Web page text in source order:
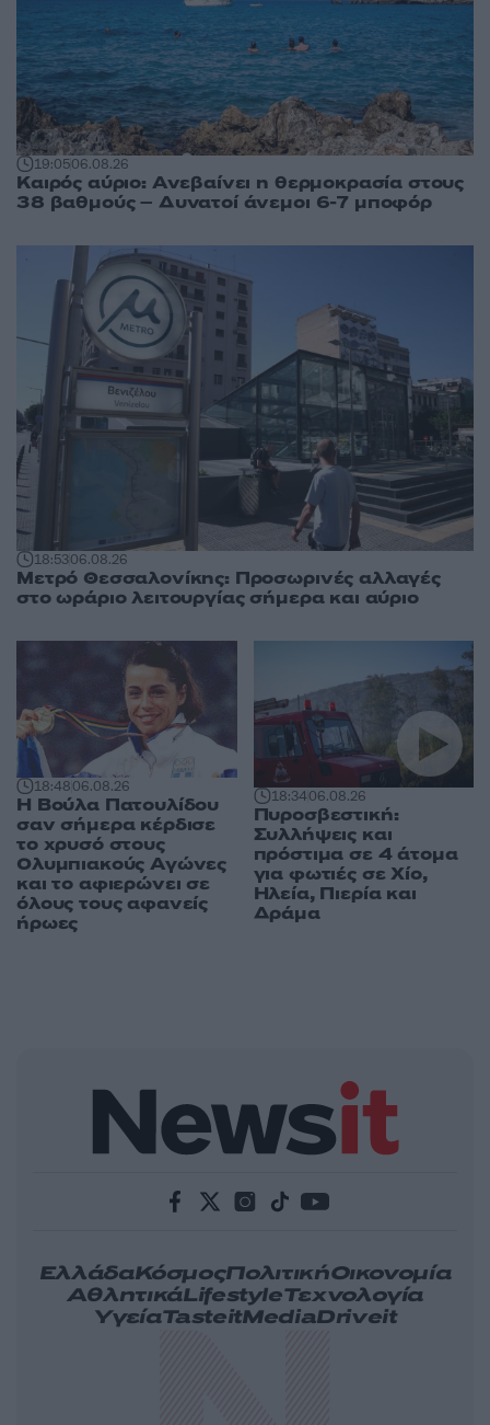
19:0506.08.26
Καιρός αύριο: Ανεβαίνει η θερμοκρασία στους
38 βαθμούς – Δυνατοί άνεμοι 6-7 μποφόρ
18:5306.08.26
Μετρό Θεσσαλονίκης: Προσωρινές αλλαγές
στο ωράριο λειτουργίας σήμερα και αύριο
18:4806.08.26
Η Βούλα Πατουλίδου
σαν σήμερα κέρδισε
το χρυσό στους
Ολυμπιακούς Αγώνες
και το αφιερώνει σε
όλους τους αφανείς
ήρωες
18:3406.08.26
Πυροσβεστική:
Συλλήψεις και
πρόστιμα σε 4 άτομα
για φωτιές σε Χίο,
Ηλεία, Πιερία και
Δράμα
ΕλλάδαΚόσμοςΠολιτικήΟικονομία
ΑθλητικάLifestyleΤεχνολογία
ΥγείαTasteitMediaDriveit